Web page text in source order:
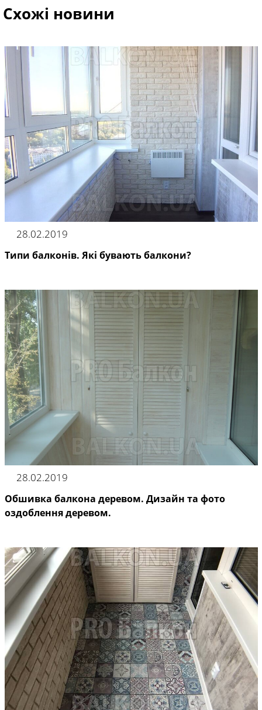
Схожі новини
28.02.2019
Типи балконів. Які бувають балкони?
28.02.2019
Обшивка балкона деревом. Дизайн та фото
оздоблення деревом.